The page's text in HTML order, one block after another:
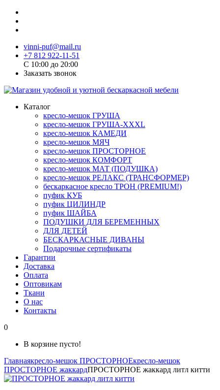
vinni-puf@mail.ru
+7 812 922-11-51
C 10:00 до 20:00
Заказать звонок
Каталог
кресло-мешок ГРУША
кресло-мешок ГРУША-XXXL
кресло-мешок КАМЕДИ
кресло-мешок МЯЧ
кресло-мешок ПРОСТОРНОЕ
кресло-мешок КОМФОРТ
кресло-мешок МАТ (ПОДУШКА)
кресло-мешок РЕЛАКС (ТРАНСФОРМЕР)
бескаркасное кресло ТРОН (PREMIUM!)
пуфик КУБ
пуфик ЦИЛИНДР
пуфик ШАЙБА
ПОДУШКИ ДЛЯ БЕРЕМЕННЫХ
ДЛЯ ДЕТЕЙ
БЕСКАРКАСНЫЕ ДИВАНЫ
Подарочные сертификаты
Гарантии
Доставка
Оплата
Оптовикам
Ткани
О нас
Контакты
0
В корзине пусто!
Главнаякресло-мешок ПРОСТОРНОЕкресло-мешок
ПРОСТОРНОЕ жаккардПРОСТОРНОЕ жаккард литл китти